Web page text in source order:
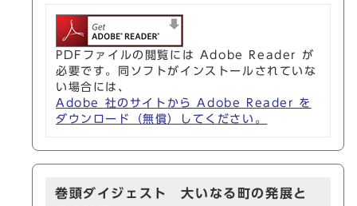
PDFファイルの閲覧には Adobe Reader が
必要です。同ソフトがインストールされていな
い場合には、
Adobe 社のサイトから Adobe Reader を
ダウンロード（無償）してください。
巻頭ダイジェスト 大いなる町の発展と